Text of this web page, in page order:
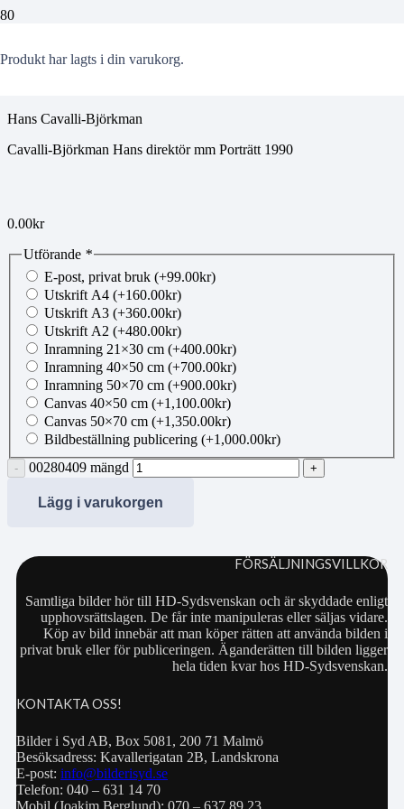
Produkt har lagts i din varukorg.
00280409
Hans Cavalli-Björkman
Cavalli-Björkman Hans direktör mm Porträtt 1990
0.00kr
Utförande *
E-post, privat bruk (+99.00kr)
Utskrift A4 (+160.00kr)
Utskrift A3 (+360.00kr)
Utskrift A2 (+480.00kr)
Inramning 21×30 cm (+400.00kr)
Inramning 40×50 cm (+700.00kr)
Inramning 50×70 cm (+900.00kr)
Canvas 40×50 cm (+1,100.00kr)
Canvas 50×70 cm (+1,350.00kr)
Bildbeställning publicering (+1,000.00kr)
00280409 mängd
Lägg i varukorgen
FÖRSÄLJNINGSVILLKOR
Samtliga bilder hör till HD-Sydsvenskan och är skyddade enligt
upphovsrättslagen. De får inte manipuleras eller säljas vidare.
Köp av bild innebär att man köper rätten att använda bilden i
privat bruk eller för publiceringen. Äganderätten till bilden ligger
hela tiden kvar hos HD-Sydsvenskan.
KONTAKTA OSS!
Bilder i Syd AB, Box 5081, 200 71 Malmö
Besöksadress: Kavallerigatan 2B, Landskrona
E-post: info@bilderisyd.se
Telefon: 040 – 631 14 70